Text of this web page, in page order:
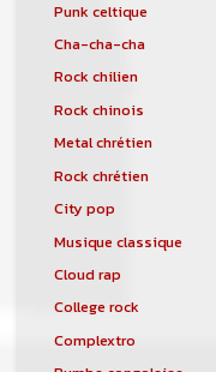
Punk celtique
Cha-cha-cha
Rock chilien
Rock chinois
Metal chrétien
Rock chrétien
City pop
Musique classique
Cloud rap
College rock
Complextro